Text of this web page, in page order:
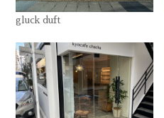
gluck duft